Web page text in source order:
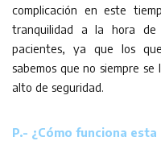
complicación en este
tranquilidad a la hora de
pacientes, ya que los
sabemos que no siempre
alto de seguridad.
P.- ¿Cómo funciona